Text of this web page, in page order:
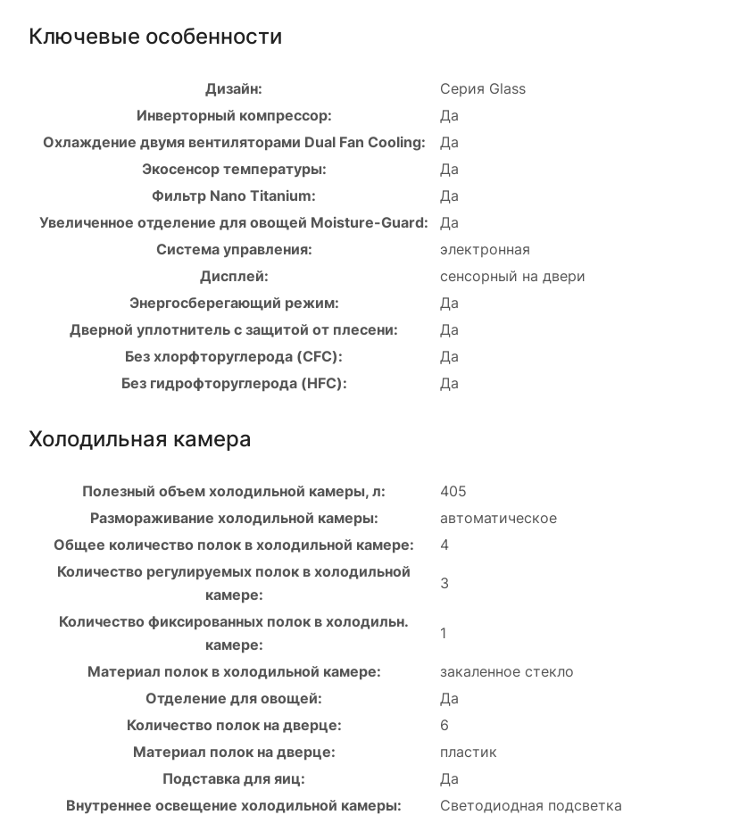
Ключевые особенности
Дизайн:
Серия Glass
Инверторный компрессор:
Да
Охлаждение двумя вентиляторами Dual Fan Cooling:
Да
Экосенсор температуры:
Да
Фильтр Nano Titanium:
Да
Увеличенное отделение для овощей Moisture-Guard:
Да
Система управления:
электронная
Дисплей:
сенсорный на двери
Энергосберегающий режим:
Да
Дверной уплотнитель с защитой от плесени:
Да
Без хлорфторуглерода (CFC):
Да
Без гидрофторуглерода (HFC):
Да
Холодильная камера
Полезный объем холодильной камеры, л:
405
Размораживание холодильной камеры:
автоматическое
Общее количество полок в холодильной камере:
4
Количество регулируемых полок в холодильной
камере:
3
Количество фиксированных полок в холодильн.
камере:
1
Материал полок в холодильной камере:
закаленное стекло
Отделение для овощей:
Да
Количество полок на дверце:
6
Материал полок на дверце:
пластик
Подставка для яиц:
Да
Внутреннее освещение холодильной камеры:
Светодиодная подсветка